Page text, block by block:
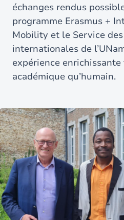
échanges rendus
programme Erasmus +
Mobility et le Service
internationales de
expérience
académique qu’humain.